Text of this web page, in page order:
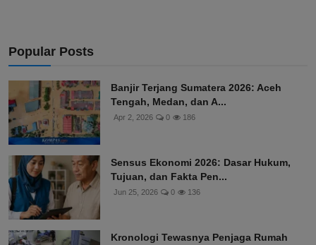
Popular Posts
Banjir Terjang Sumatera 2026: Aceh
Tengah, Medan, dan A...
Apr 2, 2026 0 186
Sensus Ekonomi 2026: Dasar Hukum,
Tujuan, dan Fakta Pen...
Jun 25, 2026 0 136
Kronologi Tewasnya Penjaga Rumah